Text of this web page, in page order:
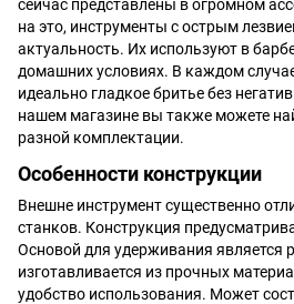
сейчас представлены в огромном
на это, инструменты с острым
актуальность. Их используют в
домашних условиях. В каждом
идеально гладкое бритье без
нашем магазине вы также можете
разной комплектации.
Особенности конструкции
Внешне инструмент существенно
станков. Конструкция
Основой для удерживания является
изготавливается из прочных
удобство использования. Может